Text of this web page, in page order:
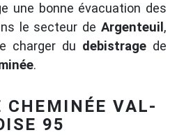
une bonne évacuation des
le secteur de Argenteuil ,
charger du debistrage de
.
CHEMINÉE VAL-
95